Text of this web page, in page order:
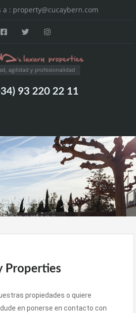
a : property@cucaybern.com
agilidad y profesionalidad
93 220 22 11
Properties
propiedades o quiere
en ponerse en contacto con